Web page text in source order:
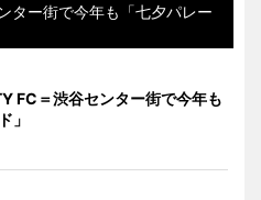
ター街で今年も「七夕パレー
FC＝渋谷センター街で今年も
」